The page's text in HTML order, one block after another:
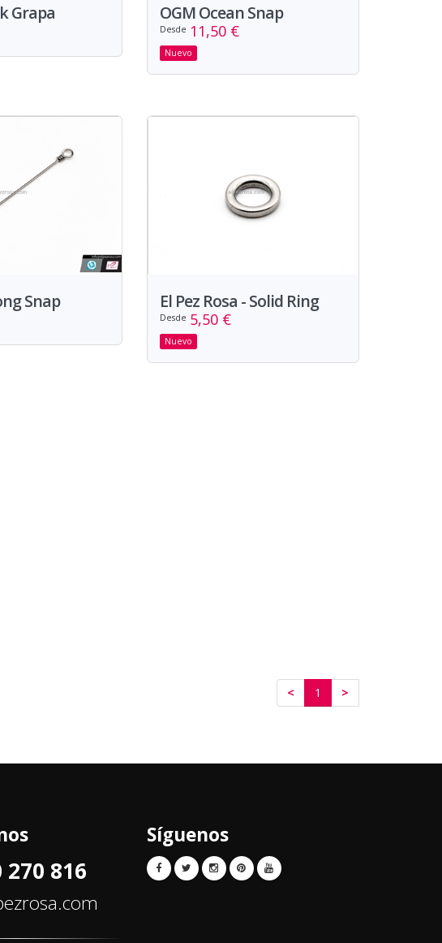
Grapa OGM Ocean Snap
Desde 11,50 €
Nuevo
Snap El Pez Rosa - Solid Ring
Desde 5,50 €
Nuevo
< 1 >
270 816
Síguenos